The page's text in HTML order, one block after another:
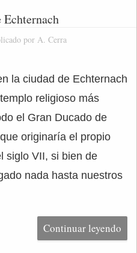
por A. Cerra
la ciudad de Echternach
religioso más
el Gran Ducado de
originaría el propio
siglo VII, si bien de
nada hasta nuestros
Continuar leyendo